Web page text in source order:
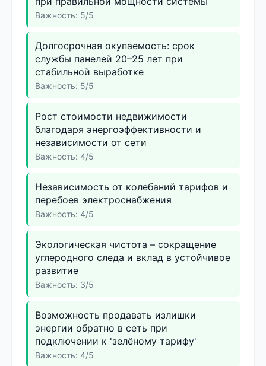
Важность: 5/5
Долгосрочная окупаемость: срок
службы панелей 20–25 лет при
стабильной выработке
Важность: 5/5
Рост стоимости недвижимости
благодаря энергоэффективности и
независимости от сети
Важность: 4/5
Независимость от колебаний тарифов и
перебоев электроснабжения
Важность: 4/5
Экологическая чистота – сокращение
углеродного следа и вклад в устойчивое
развитие
Важность: 3/5
Возможность продавать излишки
энергии обратно в сеть при
подключении к 'зелёному тарифу'
Важность: 4/5